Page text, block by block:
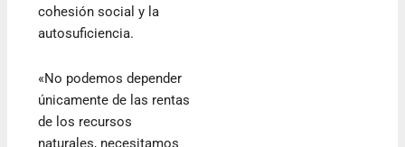
cohesión social y la
autosuficiencia.
«No podemos depender
únicamente de las rentas
de los recursos
naturales, necesitamos